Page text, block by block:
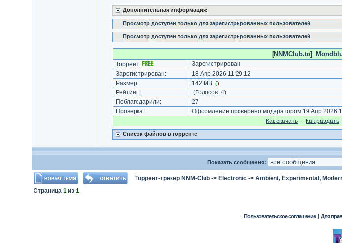
Дополнительная информация:
Просмотр доступен только для зарегистрированных пользователей
Просмотр доступен только для зарегистрированных пользователей
Торрент:
Зарегистрирован
Зарегистрирован:
18 Апр 2026 11:29:12
Размер:
142 MB ()
Рейтинг: (Голосов: 4)
Поблагодарили:
27
Проверка:
Оформление проверено модератором 19 Апр 2026
Как cкачать · Как раздать
Список файлов в торренте
Показать сообщения:
Торрент-трекер NNM-Club-> Electronic-> Ambient, Experimental,
Страница 1из 1
Пользовательское соглашение | Для